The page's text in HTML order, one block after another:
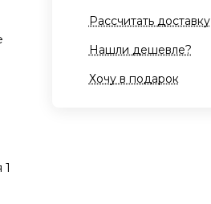
Рассчитать доставку
Нашли дешевле?
Хочу в подарок